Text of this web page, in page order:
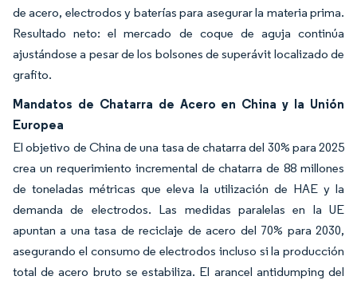
de acero, electrodos y baterías para asegurar la materia prima.
Resultado neto: el mercado de coque de aguja continúa
ajustándose a pesar de los bolsones de superávit localizado de
grafito.
Mandatos de Chatarra de Acero en China y la Unión
Europea
El objetivo de China de una tasa de chatarra del 30% para 2025
crea un requerimiento incremental de chatarra de 88 millones
de toneladas métricas que eleva la utilización de HAE y la
demanda de electrodos. Las medidas paralelas en la UE
apuntan a una tasa de reciclaje de acero del 70% para 2030,
asegurando el consumo de electrodos incluso si la producción
total de acero bruto se estabiliza. El arancel antidumping del